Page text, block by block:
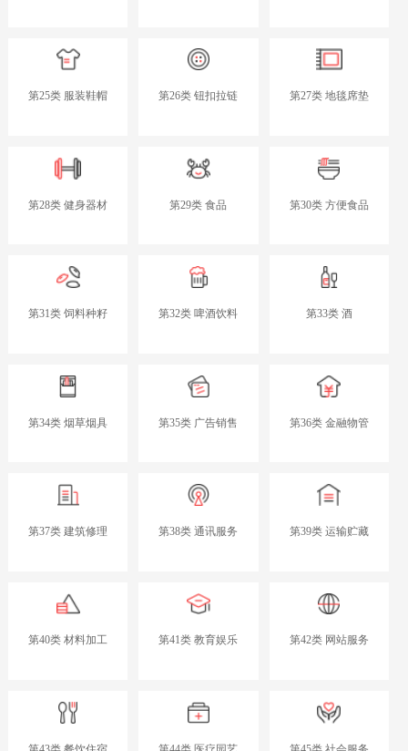
第25类 服装鞋帽 第26类 钮扣拉链 第27类 地毯席垫
第28类 健身器材 第29类 食品 第30类 方便食品
第31类 饲料种籽 第32类 啤酒饮料 第33类 酒
第34类 烟草烟具 第35类 广告销售 第36类 金融物管
第37类 建筑修理 第38类 通讯服务 第39类 运输贮藏
第40类 材料加工 第41类 教育娱乐 第42类 网站服务